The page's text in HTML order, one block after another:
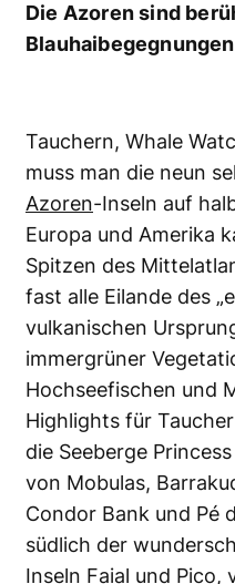
Die Azoren sind
Tauchern, Whale
muss man die neun
Azoren-Inseln auf
Europa und Amerika
Spitzen des
fast alle Eilande des
vulkanischen
immergrüner
Hochseefischen und
Highlights für
die Seeberge
von Mobulas,
Condor Bank und Pé
südlich der
Inseln Faial und Pico,